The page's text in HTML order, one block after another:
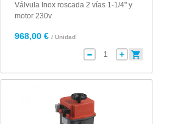
Válvula Inox roscada 2 vías 1-1/4" y
motor 230v
968,00 € / Unidad